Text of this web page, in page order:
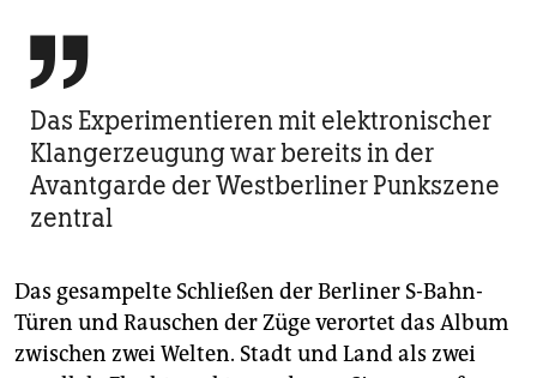

Das Experimentieren mit elektronischer
Klangerzeugung war bereits in der
Avantgarde der Westberliner Punkszene
zentral
Das gesampelte Schließen der Berliner S-Bahn-
Türen und Rauschen der Züge verortet das Album
zwischen zwei Welten. Stadt und Land als zwei